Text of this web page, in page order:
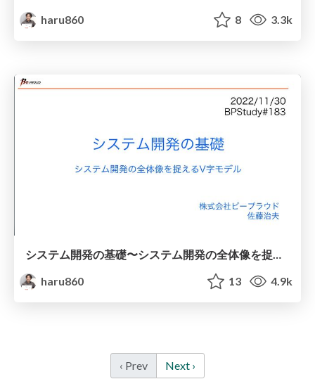
haru860
8 3.3k
システム開発の基礎〜システム開発の全体像を捉えるV字モデル
haru860
13 4.9k
‹ Prev Next ›